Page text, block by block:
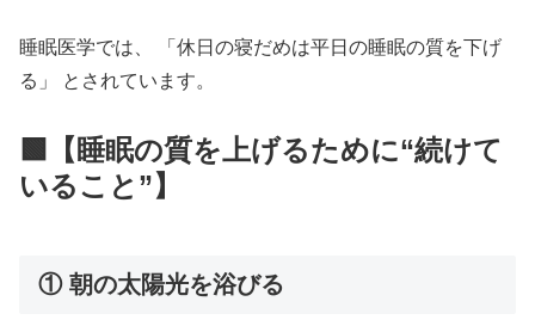
睡眠医学では、 「休日の寝だめは平日の睡眠の質を下げ
る」 とされています。
🟩【睡眠の質を上げるために“続けて
いること”】
① 朝の太陽光を浴びる